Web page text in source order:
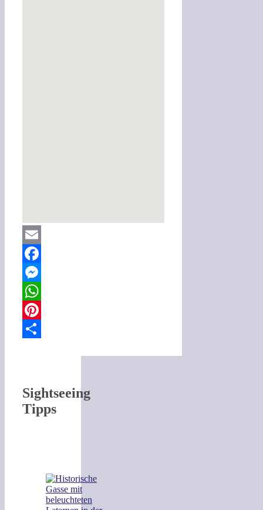
Email
Facebook
Messenger
WhatsApp
Pinterest
Sightseeing
Tipps